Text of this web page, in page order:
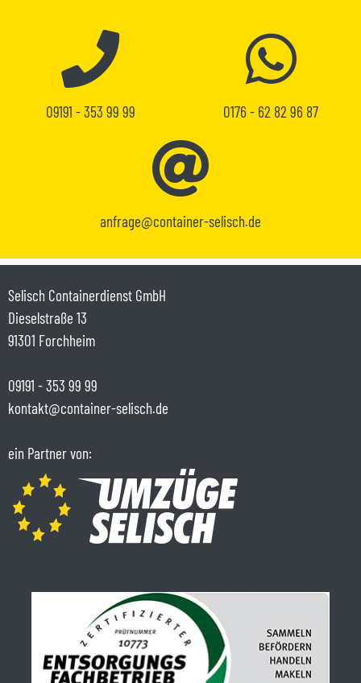
09191 - 353 99 99 0176 - 62 82 96 87
anfrage@container-selisch.de
Selisch Containerdienst GmbH
Dieselstraße 13
91301 Forchheim
09191 - 353 99 99
kontakt@container-selisch.de
ein Partner von: